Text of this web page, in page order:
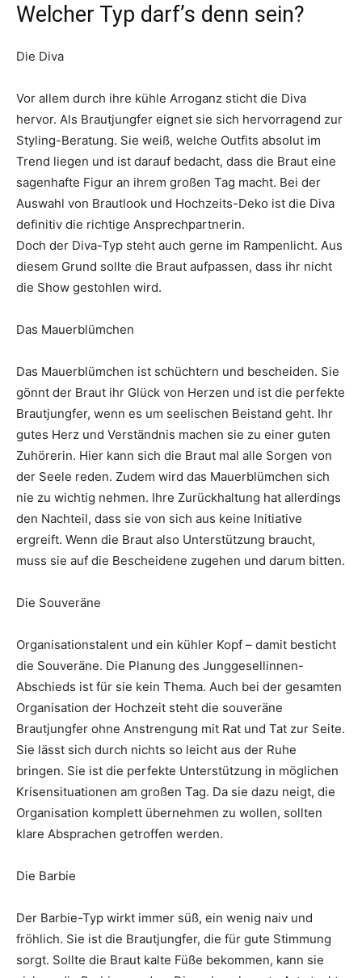
Welcher Typ darf’s denn sein?
Die Diva
Vor allem durch ihre kühle Arroganz sticht die Diva
hervor. Als Brautjungfer eignet sie sich hervorragend zur
Styling-Beratung. Sie weiß, welche Outfits absolut im
Trend liegen und ist darauf bedacht, dass die Braut eine
sagenhafte Figur an ihrem großen Tag macht. Bei der
Auswahl von Brautlook und Hochzeits-Deko ist die Diva
definitiv die richtige Ansprechpartnerin.
Doch der Diva-Typ steht auch gerne im Rampenlicht. Aus
diesem Grund sollte die Braut aufpassen, dass ihr nicht
die Show gestohlen wird.
Das Mauerblümchen
Das Mauerblümchen ist schüchtern und bescheiden. Sie
gönnt der Braut ihr Glück von Herzen und ist die perfekte
Brautjungfer, wenn es um seelischen Beistand geht. Ihr
gutes Herz und Verständnis machen sie zu einer guten
Zuhörerin. Hier kann sich die Braut mal alle Sorgen von
der Seele reden. Zudem wird das Mauerblümchen sich
nie zu wichtig nehmen. Ihre Zurückhaltung hat allerdings
den Nachteil, dass sie von sich aus keine Initiative
ergreift. Wenn die Braut also Unterstützung braucht,
muss sie auf die Bescheidene zugehen und darum bitten.
Die Souveräne
Organisationstalent und ein kühler Kopf – damit besticht
die Souveräne. Die Planung des Junggesellinnen-
Abschieds ist für sie kein Thema. Auch bei der gesamten
Organisation der Hochzeit steht die souveräne
Brautjungfer ohne Anstrengung mit Rat und Tat zur Seite.
Sie lässt sich durch nichts so leicht aus der Ruhe
bringen. Sie ist die perfekte Unterstützung in möglichen
Krisensituationen am großen Tag. Da sie dazu neigt, die
Organisation komplett übernehmen zu wollen, sollten
klare Absprachen getroffen werden.
Die Barbie
Der Barbie-Typ wirkt immer süß, ein wenig naiv und
fröhlich. Sie ist die Brautjungfer, die für gute Stimmung
sorgt. Sollte die Braut kalte Füße bekommen, kann sie